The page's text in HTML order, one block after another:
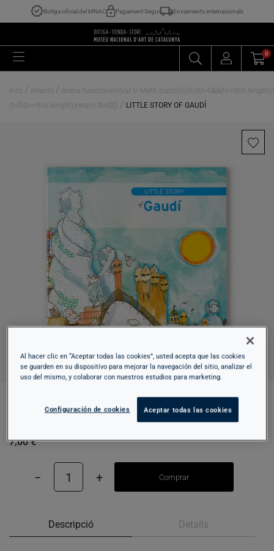
Botiga oficial del MNAC Pagament Segur Enviaments internacionals
0
Inici / Infantil / menu.function(e){var t=Math.trunc(e)||0;if(t<0&&(t+=this.length),!
(t<0||t>=this.length))return this[t]} / LITTLE STORY OF GAUDÍ
LITTLE STORY OF GAUDÍ
7,00 €
− 1 + Comprar
Descripció Detalls
Al hacer clic en “Aceptar todas las cookies”, usted acepta que las cookies
se guarden en su dispositivo para mejorar la navegación del sitio, analizar el
uso del mismo, y colaborar con nuestros estudios para marketing.
Configuración de cookies Aceptar todas las cookies